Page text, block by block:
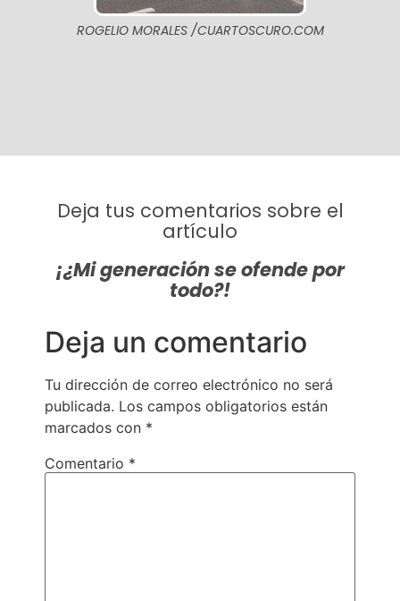
ROGELIO MORALES /CUARTOSCURO.COM
Deja tus comentarios sobre el
artículo
¡¿Mi generación se ofende por
todo?!
Deja un comentario
Tu dirección de correo electrónico no será
publicada. Los campos obligatorios están
marcados con *
Comentario *